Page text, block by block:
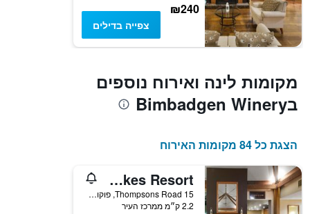
₪240
צפייה בדילים
מקומות לינה ואירוח נוספים
בBimbadgen Winery
הצגת כל 84 מקומות האירוח
Oaks Cypress Lakes Resort
15 Thompsons Road, פוקולבין, NSW, אוסטרליה
2.2 ק״מ ממרכז העיר